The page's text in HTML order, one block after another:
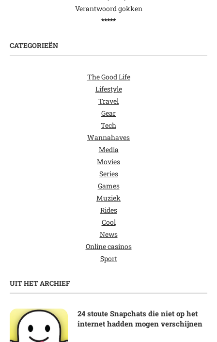
Verantwoord gokken
*****
CATEGORIEËN
The Good Life
Lifestyle
Travel
Gear
Tech
Wannahaves
Media
Movies
Series
Games
Muziek
Rides
Cool
News
Online casinos
Sport
UIT HET ARCHIEF
24 stoute Snapchats die niet op het
internet hadden mogen verschijnen